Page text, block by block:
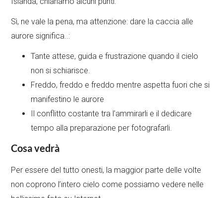
Sì, ne vale la pena, ma attenzione: dare la caccia alle
aurore significa..:
Tante attese, guida e frustrazione quando il cielo
non si schiarisce.
Freddo, freddo e freddo mentre aspetta fuori che si
manifestino le aurore
Il conflitto costante tra l’ammirarli e il dedicare
tempo alla preparazione per fotografarli.
Cosa vedrà
Per essere del tutto onesti, la maggior parte delle volte
non coprono l’intero cielo come possiamo vedere nelle